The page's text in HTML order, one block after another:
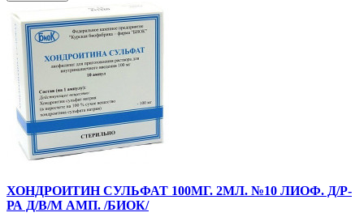
ХОНДРОИТИН СУЛЬФАТ 100МГ. 2МЛ. №10 ЛИОФ. Д/Р-
РА Д/В/М АМП. /БИОК/